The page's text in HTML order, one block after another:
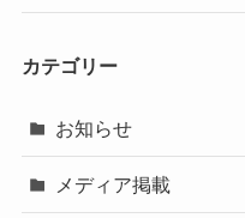
カテゴリー
お知らせ
メディア掲載